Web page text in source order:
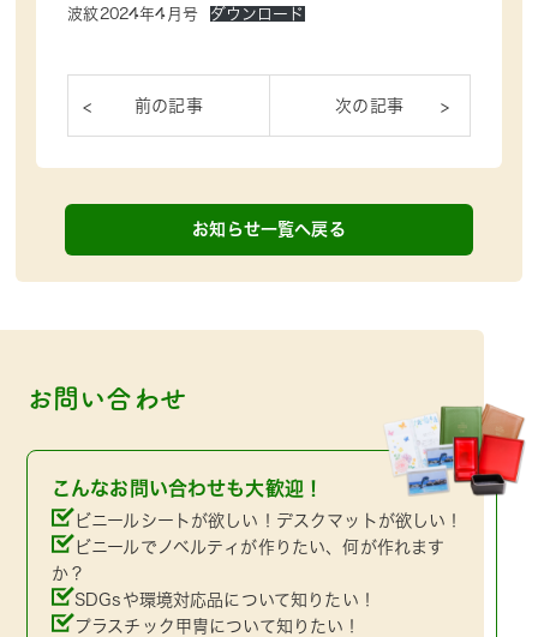
波紋2024年4月号 ダウンロード
お知らせ一覧へ戻る
お問い合わせ
こんなお問い合わせも大歓迎！
ビニールシートが欲しい！デスクマットが欲しい！
ビニールでノベルティが作りたい、何が作れます
か？
SDGsや環境対応品について知りたい！
プラスチック甲冑について知りたい！